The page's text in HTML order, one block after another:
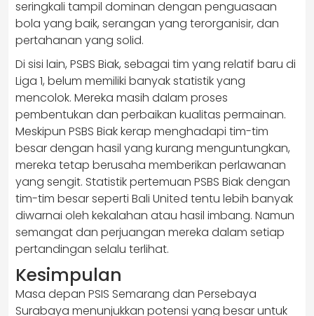
seringkali tampil dominan dengan penguasaan
bola yang baik, serangan yang terorganisir, dan
pertahanan yang solid.
Di sisi lain, PSBS Biak, sebagai tim yang relatif baru di
Liga 1, belum memiliki banyak statistik yang
mencolok. Mereka masih dalam proses
pembentukan dan perbaikan kualitas permainan.
Meskipun PSBS Biak kerap menghadapi tim-tim
besar dengan hasil yang kurang menguntungkan,
mereka tetap berusaha memberikan perlawanan
yang sengit. Statistik pertemuan PSBS Biak dengan
tim-tim besar seperti Bali United tentu lebih banyak
diwarnai oleh kekalahan atau hasil imbang. Namun
semangat dan perjuangan mereka dalam setiap
pertandingan selalu terlihat.
Kesimpulan
Masa depan PSIS Semarang dan Persebaya
Surabaya menunjukkan potensi yang besar untuk